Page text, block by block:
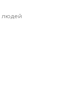
людей